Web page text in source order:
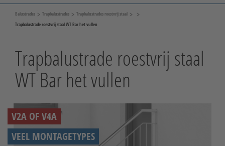
Balustrades > Trapbalustrades > Trapbalustrades roestvrij staal > >
Trapbalustrade roestvrij staal WT Bar het vullen
Trapbalustrade roestvrij staal
WT Bar het vullen
V2A OF V4A
VEEL MONTAGETYPES